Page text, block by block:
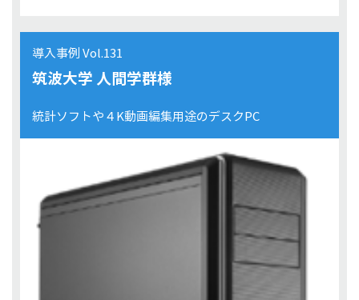
導入事例 Vol.131
筑波大学 人間学群様
統計ソフトや４K動画編集用途のデスクPC